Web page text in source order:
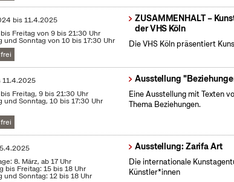
bis11.4.2025
Freitag von 9 bis 21:30 Uhr
und Sonntag von 10 bis 17:30 Uhr
ZUSAMMENHALT –
der VHS Köln
Die VHS Köln präsentiert
11.4.2025
Freitag, 9 bis 21:30 Uhr
und Sonntag, 10 bis 17:30 Uhr
Ausstellung
Eine Ausstellung mit Texten
Thema Beziehungen.
5.4.2025
8. März, ab 17 Uhr
bis Freitag: 15 bis 18 Uhr
und Sonntag: 12 bis 18 Uhr
Ausstellung: Zarifa Art
Die internationale
Künstler*innen